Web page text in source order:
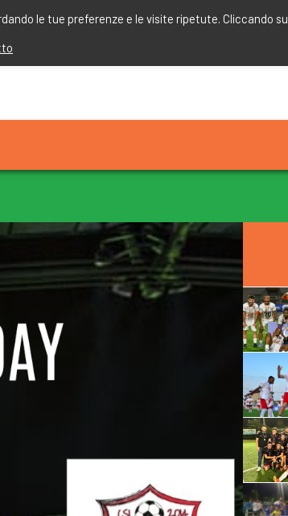
le tue preferenze e le visite ripetute. Cliccando su